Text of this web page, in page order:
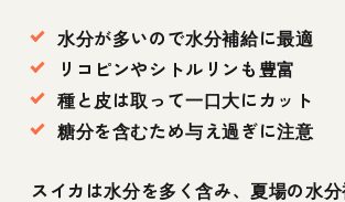
水分が多いので水分補給に最適
リコピンやシトルリンも豊富
種と皮は取って一口大にカット
糖分を含むため与え過ぎに注意
スイカは水分を多く含み、夏場の水